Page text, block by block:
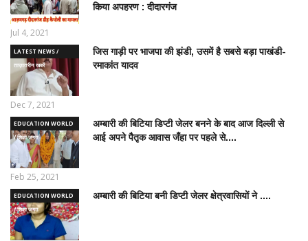
किया अपहरण : दीदारगंज
Jul 4, 2021
LATEST NEWS /
ताज़ातरीन खबरें
जिस गाड़ी पर भाजपा की झंडी, उसमें है सबसे बड़ा पाखंडी-
रमाकांत यादव
Dec 7, 2021
EDUCATION WORLD
/ शिक्षा जगत
अम्बारी की बिटिया डिप्टी जेलर बनने के बाद आज दिल्ली से
आई अपने पैतृक आवास जँहा पर पहले से....
Feb 25, 2021
EDUCATION WORLD
/ शिक्षा जगत
अम्बारी की बिटिया बनी डिप्टी जेलर क्षेत्रवासियों ने ....